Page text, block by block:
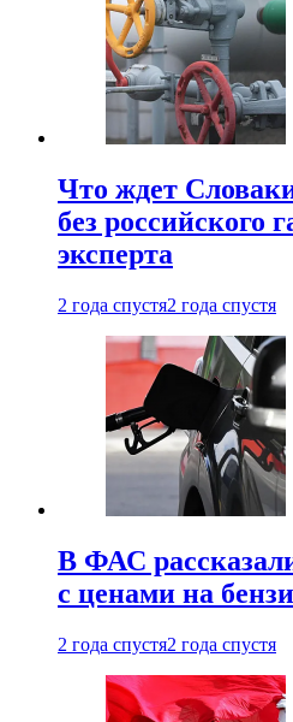
Что ждет
без российского
эксперта
2 года спустя2 года спустя
В ФАС
с ценами на
2 года спустя2 года спустя